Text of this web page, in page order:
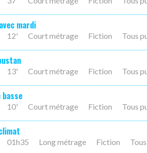
mardi
12' Court métrage Fiction Tous
13' Court métrage Fiction Tous
basse
10' Court métrage Fiction Tous
01h35 Long métrage Fiction